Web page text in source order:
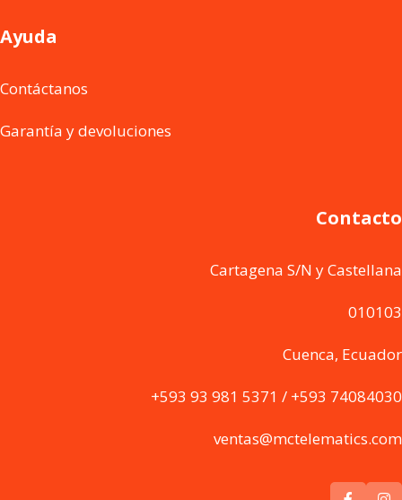
Ayuda
Contáctanos
Garantía y devoluciones
Contacto
Cartagena S/N y Castellana
010103
Cuenca, Ecuador
+593 93 981 5371 / +593 74084030
ventas@mctelematics.com